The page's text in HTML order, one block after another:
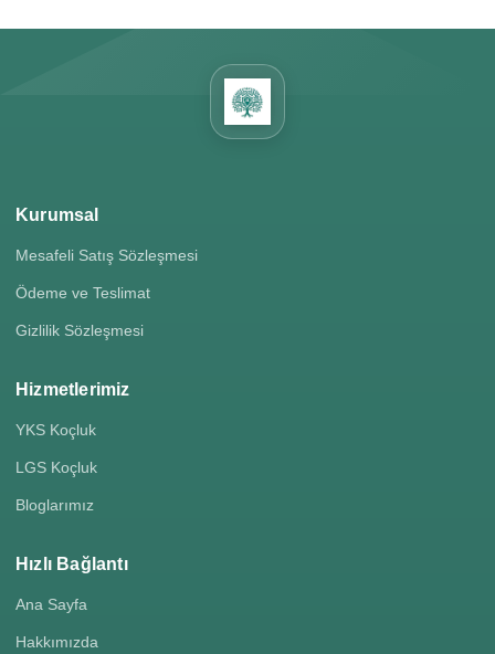
Kurumsal
Mesafeli Satış Sözleşmesi
Ödeme ve Teslimat
Gizlilik Sözleşmesi
Hizmetlerimiz
YKS Koçluk
LGS Koçluk
Bloglarımız
Hızlı Bağlantı
Ana Sayfa
Hakkımızda